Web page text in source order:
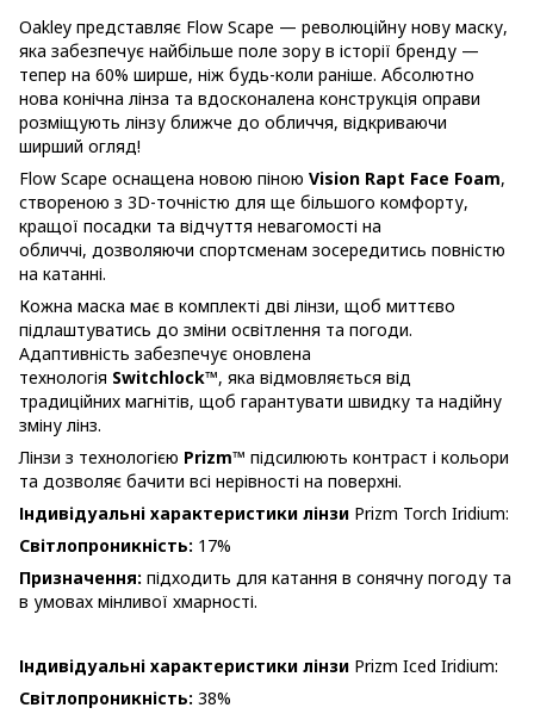
Oakley представляє Flow Scape — революційну нову маску,
яка забезпечує найбільше поле зору в історії бренду —
тепер на 60% ширше, ніж будь-коли раніше. Абсолютно
нова конічна лінза та вдосконалена конструкція оправи
розміщують лінзу ближче до обличчя, відкриваючи
ширший огляд!
Flow Scape оснащена новою піною Vision Rapt Face Foam,
створеною з 3D-точністю для ще більшого комфорту,
кращої посадки та відчуття невагомості на
обличчі, дозволяючи спортсменам зосередитись повністю
на катанні.
Кожна маска має в комплекті дві лінзи, щоб миттєво
підлаштуватись до зміни освітлення та погоди.
Адаптивність забезпечує оновлена
технологія Switchlock™, яка відмовляється від
традиційних магнітів, щоб гарантувати швидку та надійну
зміну лінз.
Лінзи з технологією Prizm™ підсилюють контраст і кольори
та дозволяє бачити всі нерівності на поверхні.
Індивідуальні характеристики лінзи Prizm Torch Iridium:
Світлопроникність: 17%
Призначення: підходить для катання в сонячну погоду та
в умовах мінливої хмарності.
Індивідуальні характеристики лінзи Prizm Iced Iridium:
Світлопроникність: 38%